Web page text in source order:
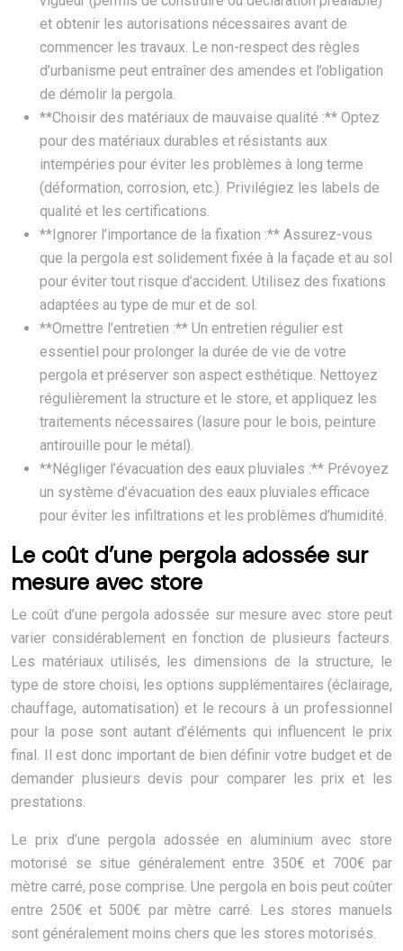
et obtenir les autorisations nécessaires avant de
commencer les travaux. Le non-respect des règles
d’urbanisme peut entraîner des amendes et l’obligation
de démolir la pergola.
**Choisir des matériaux de mauvaise qualité :** Optez
pour des matériaux durables et résistants aux
intempéries pour éviter les problèmes à long terme
(déformation, corrosion, etc.). Privilégiez les labels de
qualité et les certifications.
**Ignorer l’importance de la fixation :** Assurez-vous
que la pergola est solidement fixée à la façade et au sol
pour éviter tout risque d’accident. Utilisez des fixations
adaptées au type de mur et de sol.
**Omettre l’entretien :** Un entretien régulier est
essentiel pour prolonger la durée de vie de votre
pergola et préserver son aspect esthétique. Nettoyez
régulièrement la structure et le store, et appliquez les
traitements nécessaires (lasure pour le bois, peinture
antirouille pour le métal).
**Négliger l’évacuation des eaux pluviales :** Prévoyez
un système d’évacuation des eaux pluviales efficace
pour éviter les infiltrations et les problèmes d’humidité.
Le coût d’une pergola adossée sur
mesure avec store
Le coût d’une pergola adossée sur mesure avec store peut
varier considérablement en fonction de plusieurs facteurs.
Les matériaux utilisés, les dimensions de la structure, le
type de store choisi, les options supplémentaires (éclairage,
chauffage, automatisation) et le recours à un professionnel
pour la pose sont autant d’éléments qui influencent le prix
final. Il est donc important de bien définir votre budget et de
demander plusieurs devis pour comparer les prix et les
prestations.
Le prix d’une pergola adossée en aluminium avec store
motorisé se situe généralement entre 350€ et 700€ par
mètre carré, pose comprise. Une pergola en bois peut coûter
entre 250€ et 500€ par mètre carré. Les stores manuels
sont généralement moins chers que les stores motorisés.